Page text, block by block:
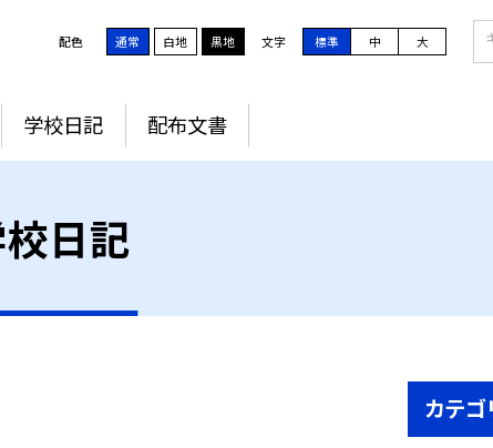
配色 通常 白地 黒地 文字 標準 中 大
学校日記 配布文書
日記
カテゴ